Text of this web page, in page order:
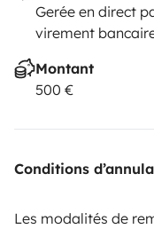
Gerée en direct
virement
Montant
500 €
Conditions
Les modalités de